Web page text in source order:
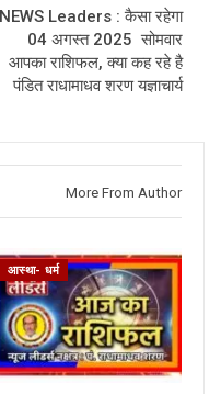
NEWS Leaders : कैसा रहेगा
04 अगस्त 2025 सोमवार
आपका राशिफल, क्या कह रहे है
पंडित राधामाधव शरण यज्ञाचार्य
More From Author
आस्था- धर्म